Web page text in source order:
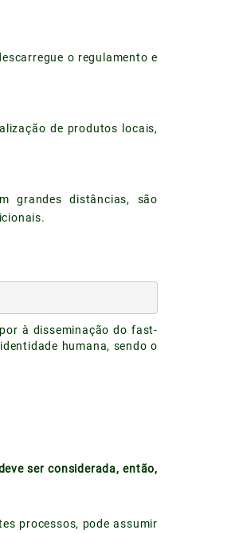
o regulamento e
de produtos locais,
grandes distâncias, são
à disseminação do fast-
humana, sendo o
ser considerada, então,
processos, pode assumir